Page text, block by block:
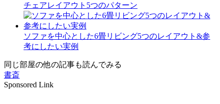
チェアレイアウト5つのパターン
ソファを中心とした6畳リビング5つのレイアウト&参
考にしたい実例
同じ部屋の他の記事も読んでみる
書斎
Sponsored Link